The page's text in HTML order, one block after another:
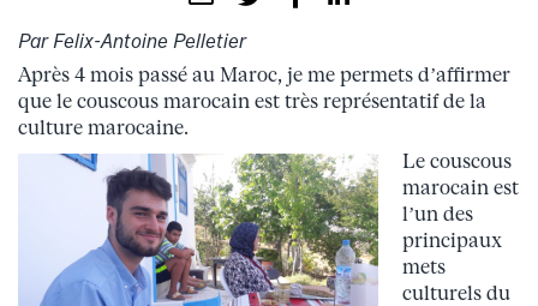
Par Felix-Antoine Pelletier
Après 4 mois passé au Maroc, je me permets d’affirmer
que le couscous marocain est très représentatif de la
culture marocaine.
Le couscous
marocain est
l’un des
principaux
mets
culturels du